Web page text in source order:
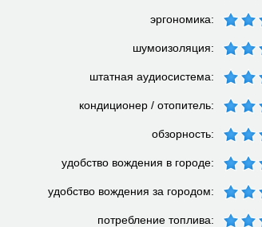
эргономика:
шумоизоляция:
штатная аудиосистема:
кондиционер / отопитель:
обзорность:
удобство вождения в городе:
удобство вождения за городом:
потребление топлива: